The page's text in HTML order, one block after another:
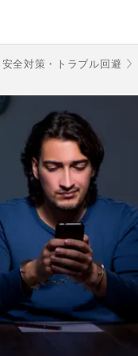
安全対策・トラブル回避